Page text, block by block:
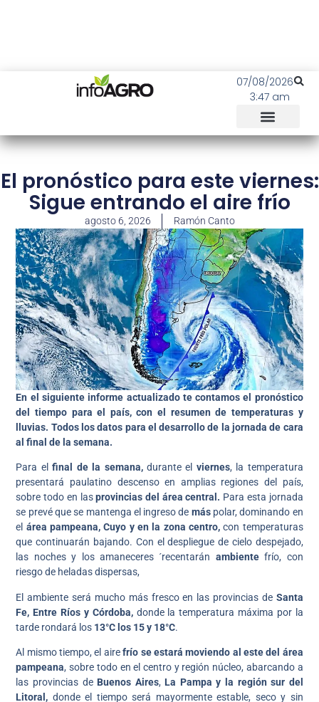
07/08/2026
3:47 am
El pronóstico para este viernes:
Sigue entrando el aire frío
agosto 6, 2026 Ramón Canto
En el siguiente informe actualizado te contamos el pronóstico
del tiempo para el país, con el resumen de temperaturas y
lluvias. Todos los datos para el desarrollo de la jornada de cara
al final de la semana.
Para elfinal de la semana,durante el viernes, la temperatura
presentará paulatino descenso en amplias regiones del país,
sobre todo en lasprovincias del área central. Para esta jornada
se prevé que se mantenga el ingreso de más polar, dominando en
el área pampeana, Cuyo y en la zona centro,con temperaturas
que continuarán bajando. Con el despliegue de cielo despejado,
las noches y los amaneceres ´recentarán ambientefrío, con
riesgo de heladas dispersas,
El ambiente será mucho más fresco en las provincias de Santa
Fe, Entre Ríos y Córdoba, donde la temperatura máxima por la
tarde rondará los 13°C los 15 y 18°C.
Al mismo tiempo, el airefrío se estará moviendo al este del área
pampeana, sobre todo en el centro y región núcleo, abarcando a
las provincias deBuenos Aires, La Pampa y la región sur del
Litoral, donde el tiempo será mayormente estable, seco y sin